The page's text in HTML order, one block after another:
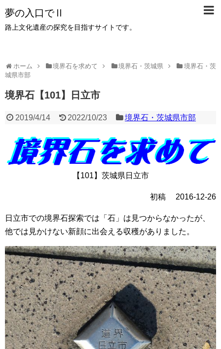
夢の入口でⅡ
路上文化遺産の探究を目指すサイトです。
ホーム 境界石を求めて 境界石・茨城県
境界石・茨
城県市部
境界石【101】日立市
2019/4/14 2022/10/23 境界石・茨城県市部
【101】茨城県日立市
初稿 2016-12-26
日立市での境界石探索では「石」は見つからなかったが、
他では見かけない新顔に出会える収穫がありました。